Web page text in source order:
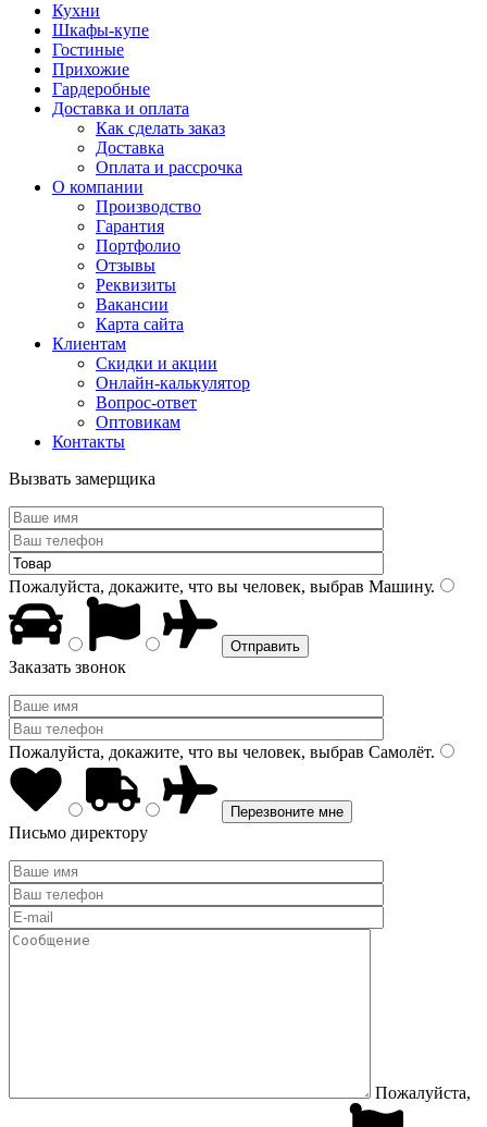
Кухни
Шкафы-купе
Гостиные
Прихожие
Гардеробные
Доставка и оплата
Как сделать заказ
Доставка
Оплата и рассрочка
О компании
Производство
Гарантия
Портфолио
Отзывы
Реквизиты
Вакансии
Карта сайта
Клиентам
Скидки и акции
Онлайн-калькулятор
Вопрос-ответ
Оптовикам
Контакты
Вызвать замерщика
Пожалуйста, докажите, что вы человек, выбрав Машину.
Заказать звонок
Пожалуйста, докажите, что вы человек, выбрав Самолёт.
Письмо директору
Пожалуйста,